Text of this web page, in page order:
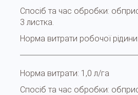
Спосіб та час обробки:
3 листка.
Норма витрати робочої рідини:
Норма витрати: 1,0 л/га
Спосіб та час обробки: